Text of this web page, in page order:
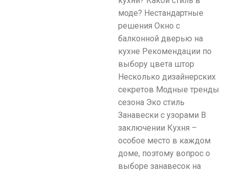
моде? Нестандартные
решения Окно с
балконной дверью на
кухне Рекомендации по
выбору цвета штор
Несколько дизайнерских
секретов Модные тренды
сезона Эко стиль
Занавески с узорами В
заключении Кухня –
особое место в каждом
доме, поэтому вопрос о
выборе занавесок на